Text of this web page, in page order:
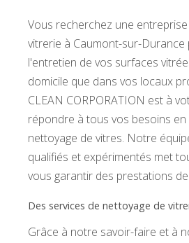
Vous recherchez une
vitrerie à Caumont-sur-
l'entretien de vos surfaces
domicile que dans vos locaux
CLEAN CORPORATION est à
répondre à tous vos besoins en
nettoyage de vitres. Notre
qualifiés et expérimentés met
vous garantir des prestations
Des services de nettoyage de
Grâce à notre savoir-faire et à